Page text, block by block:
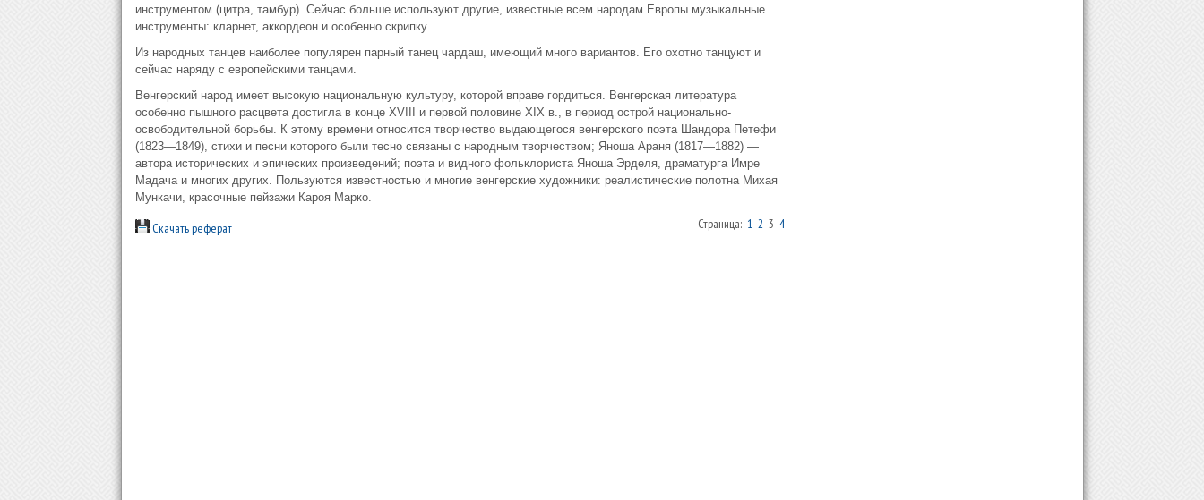
инструментом (цитра, тамбур). Сейчас больше используют другие, известные всем народам Европы музыкальные
инструменты: кларнет, аккордеон и особенно скрипку.
Из народных танцев наиболее популярен парный танец чардаш, имеющий много вариантов. Его охотно танцуют и
сейчас наряду с европейскими танцами.
Венгерский народ имеет высокую национальную культуру, которой вправе гордиться. Венгерская литература
особенно пышного расцвета достигла в конце XVIII и первой половине XIX в., в период острой национально-
освободительной борьбы. К этому времени относится творчество выдающегося венгерского поэта Шандора Петефи
(1823—1849), стихи и песни которого были тесно связаны с народным творчеством; Яноша Араня (1817—1882) —
автора исторических и эпических произведений; поэта и видного фольклориста Яноша Эрделя, драматурга Имре
Мадача и многих других. Пользуются известностью и многие венгерские художники: реалистические полотна Михая
Мункачи, красочные пейзажи Кароя Марко.
Скачать реферат Страница: 1 2 3 4